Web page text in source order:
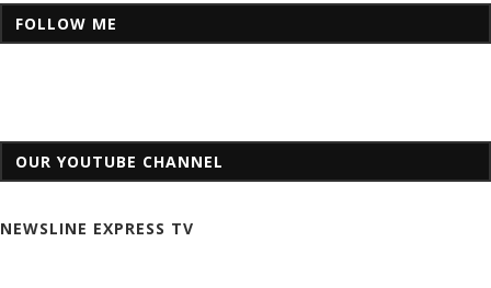
FOLLOW ME
OUR YOUTUBE CHANNEL
NEWSLINE EXPRESS TV